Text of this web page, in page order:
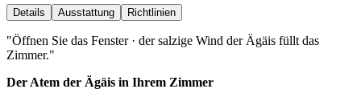
Details Ausstattung Richtlinien
"Öffnen Sie das Fenster · der salzige Wind der Ägäis füllt das
Zimmer."
Der Atem der Ägäis in Ihrem Zimmer